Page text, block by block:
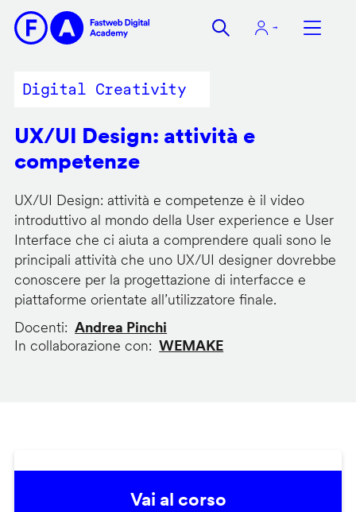
contenuto
Digital Creativity
UX/UI Design: attività e
competenze
UX/UI Design: attività e competenze è il video
introduttivo al mondo della User experience e User
Interface che ci aiuta a comprendere quali sono le
principali attività che uno UX/UI designer dovrebbe
conoscere per la progettazione di interfacce e
piattaforme orientate all’utilizzatore finale.
Docenti
Andrea Pinchi
In collaborazione con
WEMAKE
Vai al corso